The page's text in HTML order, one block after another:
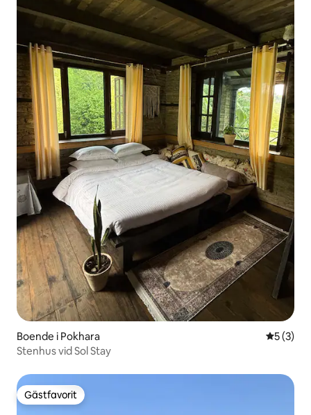
Boende i Pokhara 5 av 5 i
5 (3)
Stenhus vid Sol Stay
Gästfavorit
Gästfavorit